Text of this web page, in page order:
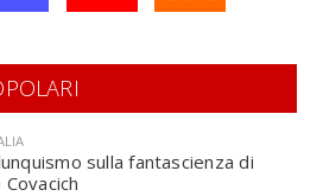
sulla fantascienza di